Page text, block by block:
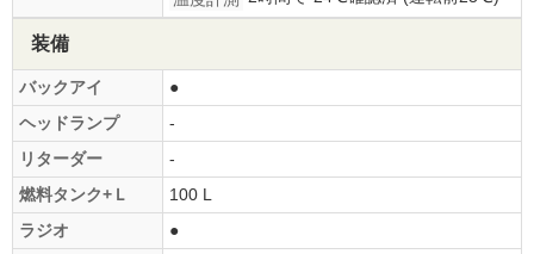
装備
バックアイ
●
ヘッドランプ
-
リターダー
-
燃料タンク+Ｌ
100 L
ラジオ
●